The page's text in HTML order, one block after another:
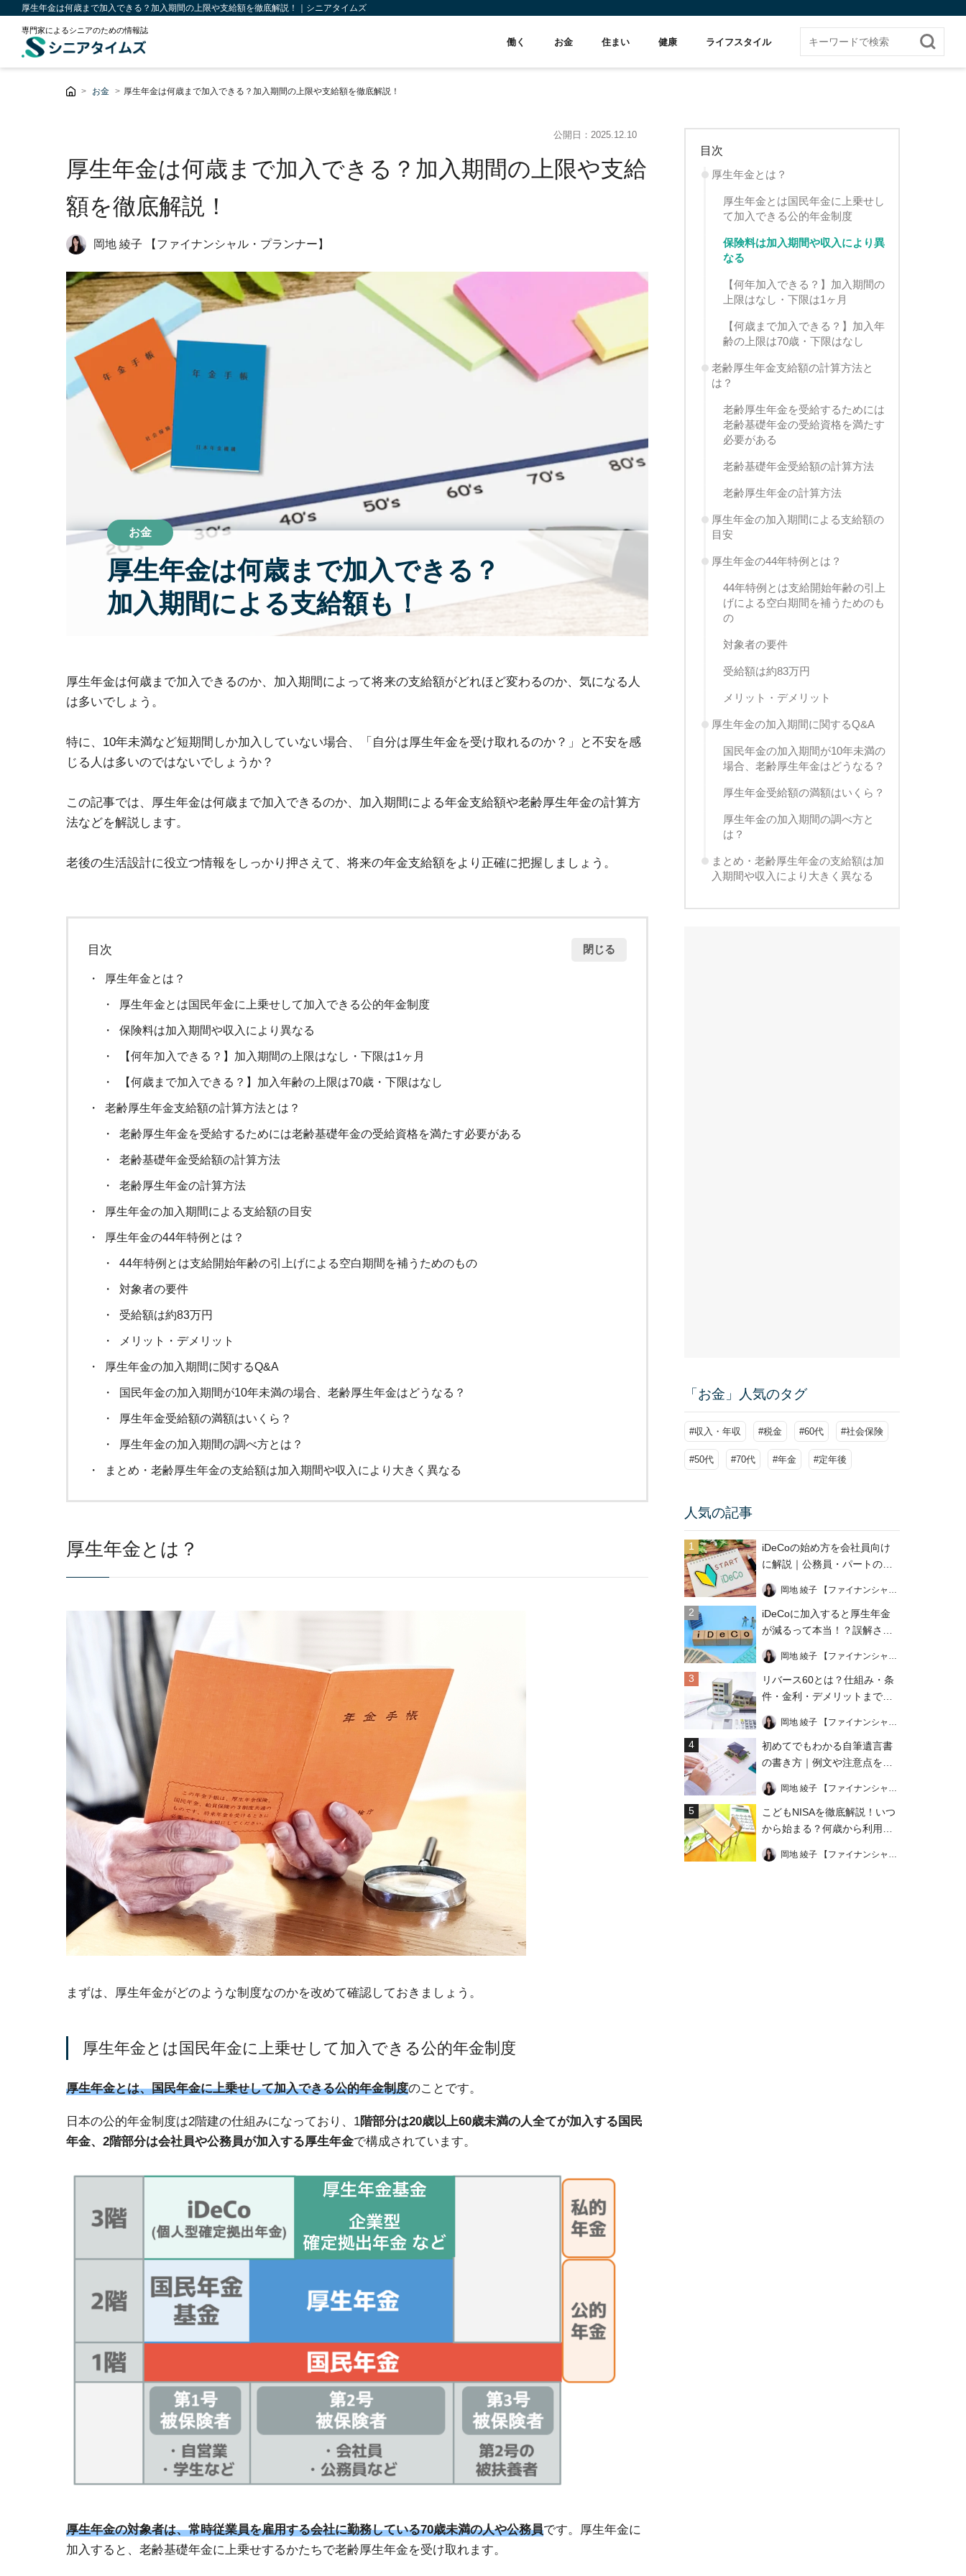
厚生年金は何歳まで加入できる？加入期間の上限や支給額を徹底解説！｜シニアタイムズ
専門家によるシニアのための情報誌
働く お金 住まい 健康 ライフスタイル
お金 厚生年金は何歳まで加入できる？加入期間の上限や支給額を徹底解説！
公開日： 2025.12.10
厚生年金は何歳まで加入できる？加入期間の上限や支給
額を徹底解説！
岡地 綾子 【ファイナンシャル・プランナー】
お金
厚生年金は何歳まで加入できる？
加入期間による支給額も！
厚生年金は何歳まで加入できるのか、加入期間によって将来の支給額がどれほど変わるのか、気になる人
は多いでしょう。
特に、10年未満など短期間しか加入していない場合、「自分は厚生年金を受け取れるのか？」と不安を感
じる人は多いのではないでしょうか？
この記事では、厚生年金は何歳まで加入できるのか、加入期間による年金支給額や老齢厚生年金の計算方
法などを解説します。
老後の生活設計に役立つ情報をしっかり押さえて、将来の年金支給額をより正確に把握しましょう。
目次 閉じる
厚生年金とは？
厚生年金とは国民年金に上乗せして加入できる公的年金制度
保険料は加入期間や収入により異なる
【何年加入できる？】加入期間の上限はなし・下限は1ヶ月
【何歳まで加入できる？】加入年齢の上限は70歳・下限はなし
老齢厚生年金支給額の計算方法とは？
老齢厚生年金を受給するためには老齢基礎年金の受給資格を満たす必要がある
老齢基礎年金受給額の計算方法
老齢厚生年金の計算方法
厚生年金の加入期間による支給額の目安
厚生年金の44年特例とは？
44年特例とは支給開始年齢の引上げによる空白期間を補うためのもの
対象者の要件
受給額は約83万円
メリット・デメリット
厚生年金の加入期間に関するQ&A
国民年金の加入期間が10年未満の場合、老齢厚生年金はどうなる？
厚生年金受給額の満額はいくら？
厚生年金の加入期間の調べ方とは？
まとめ・老齢厚生年金の支給額は加入期間や収入により大きく異なる
厚生年金とは？
まずは、厚生年金がどのような制度なのかを改めて確認しておきましょう。
厚生年金とは国民年金に上乗せして加入できる公的年金制度
厚生年金とは、国民年金に上乗せして加入できる公的年金制度のことです。
日本の公的年金制度は2階建の仕組みになっており、1階部分は20歳以上60歳未満の人全てが加入する国民
年金、2階部分は会社員や公務員が加入する厚生年金で構成されています。
厚生年金の対象者は、常時従業員を雇用する会社に勤務している70歳未満の人や公務員です。厚生年金に
加入すると、老齢基礎年金に上乗せするかたちで老齢厚生年金を受け取れます。
目次
厚生年金とは？
厚生年金とは国民年金に上乗せし
て加入できる公的年金制度
保険料は加入期間や収入により異
なる
【何年加入できる？】加入期間の
上限はなし・下限は1ヶ月
【何歳まで加入できる？】加入年
齢の上限は70歳・下限はなし
老齢厚生年金支給額の計算方法と
は？
老齢厚生年金を受給するためには
老齢基礎年金の受給資格を満たす
必要がある
老齢基礎年金受給額の計算方法
老齢厚生年金の計算方法
厚生年金の加入期間による支給額の
目安
厚生年金の44年特例とは？
44年特例とは支給開始年齢の引上
げによる空白期間を補うためのも
の
対象者の要件
受給額は約83万円
メリット・デメリット
厚生年金の加入期間に関するQ&A
国民年金の加入期間が10年未満の
場合、老齢厚生年金はどうなる？
厚生年金受給額の満額はいくら？
厚生年金の加入期間の調べ方と
は？
まとめ・老齢厚生年金の支給額は加
入期間や収入により大きく異なる
「お金」人気のタグ
#収入・年収 #税金 #60代 #社会保険
#50代 #70代 #年金 #定年後
人気の記事
1
iDeCoの始め方を会社員向け
に解説｜公務員・パートの加
入条件も
2
iDeCoに加入すると厚生年金
が減るって本当！？誤解され
る理由や注意点を解説
3
リバース60とは？仕組み・条
件・金利・デメリットまでわ
かりやすく解説！
4
初めてでもわかる自筆遺言書
の書き方｜例文や注意点を総
まとめ！
5
こどもNISAを徹底解説！いつ
から始まる？何歳から利用で
きる？上限はいくら？